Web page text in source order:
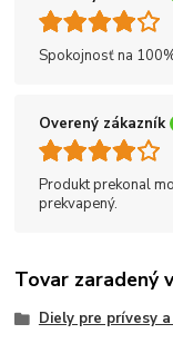
Spokojnosť na
Overený zákazník
Produkt prekonal
prekvapený.
Tovar zaradený
Diely pre prívesy